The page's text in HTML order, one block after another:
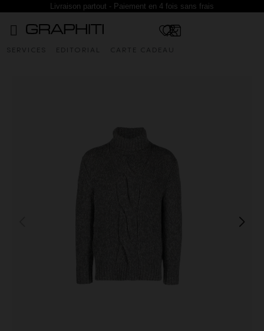
Livraison partout - Paiement en 4 fois sans frais
SERVICES EDITORIAL CARTE CADEAU